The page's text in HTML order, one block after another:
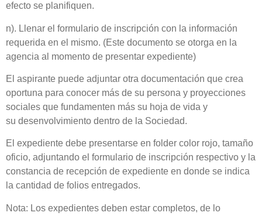
efecto se planifiquen.
n). Llenar el formulario de inscripción con la información
requerida en el mismo. (Este documento se otorga en la
agencia al momento de presentar expediente)
El aspirante puede adjuntar otra documentación que crea
oportuna para conocer más de su persona y proyecciones
sociales que fundamenten más su hoja de vida y
su desenvolvimiento dentro de la Sociedad.
El expediente debe presentarse en folder color rojo, tamaño
oficio, adjuntando el formulario de inscripción respectivo y la
constancia de recepción de expediente en donde se indica
la cantidad de folios entregados.
Nota: Los expedientes deben estar completos, de lo